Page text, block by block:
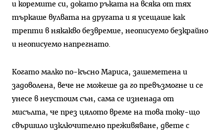
и коремите си, докато ръката на всяка от тях
търкаше вулвата на другата и я усещаше как
трепти в някакво безвремие, неописуемо безкрайно
и неописуемо напрегнато.
Когато малко по-късно Мариса, зашеметена и
задоволена, вече не можеше да го превъзмогне и се
унесе в неустоим сън, сама се изненада от
мисълта, че през цялото време на това току-що
свършило изключително преживяване, двете с